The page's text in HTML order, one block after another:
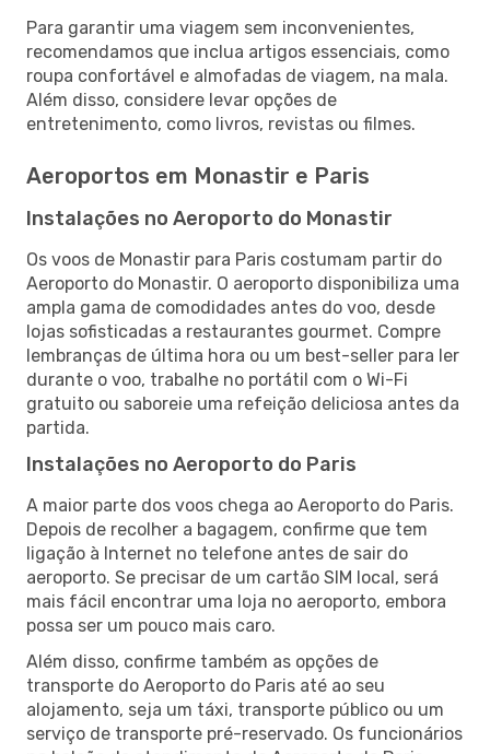
Para garantir uma viagem sem inconvenientes,
recomendamos que inclua artigos essenciais, como
roupa confortável e almofadas de viagem, na mala.
Além disso, considere levar opções de
entretenimento, como livros, revistas ou filmes.
Aeroportos em Monastir e Paris
Instalações no Aeroporto do Monastir
Os voos de Monastir para Paris costumam partir do
Aeroporto do Monastir. O aeroporto disponibiliza uma
ampla gama de comodidades antes do voo, desde
lojas sofisticadas a restaurantes gourmet. Compre
lembranças de última hora ou um best-seller para ler
durante o voo, trabalhe no portátil com o Wi-Fi
gratuito ou saboreie uma refeição deliciosa antes da
partida.
Instalações no Aeroporto do Paris
A maior parte dos voos chega ao Aeroporto do Paris.
Depois de recolher a bagagem, confirme que tem
ligação à Internet no telefone antes de sair do
aeroporto. Se precisar de um cartão SIM local, será
mais fácil encontrar uma loja no aeroporto, embora
possa ser um pouco mais caro.
Além disso, confirme também as opções de
transporte do Aeroporto do Paris até ao seu
alojamento, seja um táxi, transporte público ou um
serviço de transporte pré-reservado. Os funcionários